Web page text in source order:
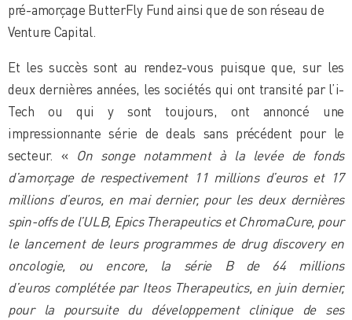
pré-amorçage ButterFly Fund ainsi que de son réseau de
Venture Capital.
Et les succès sont au rendez-vous puisque que, sur les
deux dernières années, les sociétés qui ont transité par l’i-
Tech ou qui y sont toujours, ont annoncé une
impressionnante série de deals sans précédent pour le
secteur. « On songe notamment à la levée de fonds
d’amorçage de respectivement 11 millions d’euros et 17
millions d’euros, en mai dernier, pour les deux dernières
spin-offs de l’ULB, Epics Therapeutics et ChromaCure, pour
le lancement de leurs programmes de drug discovery en
oncologie, ou encore, la série B de 64 millions
d’euros complétée par Iteos Therapeutics, en juin dernier,
pour la poursuite du développement clinique de ses